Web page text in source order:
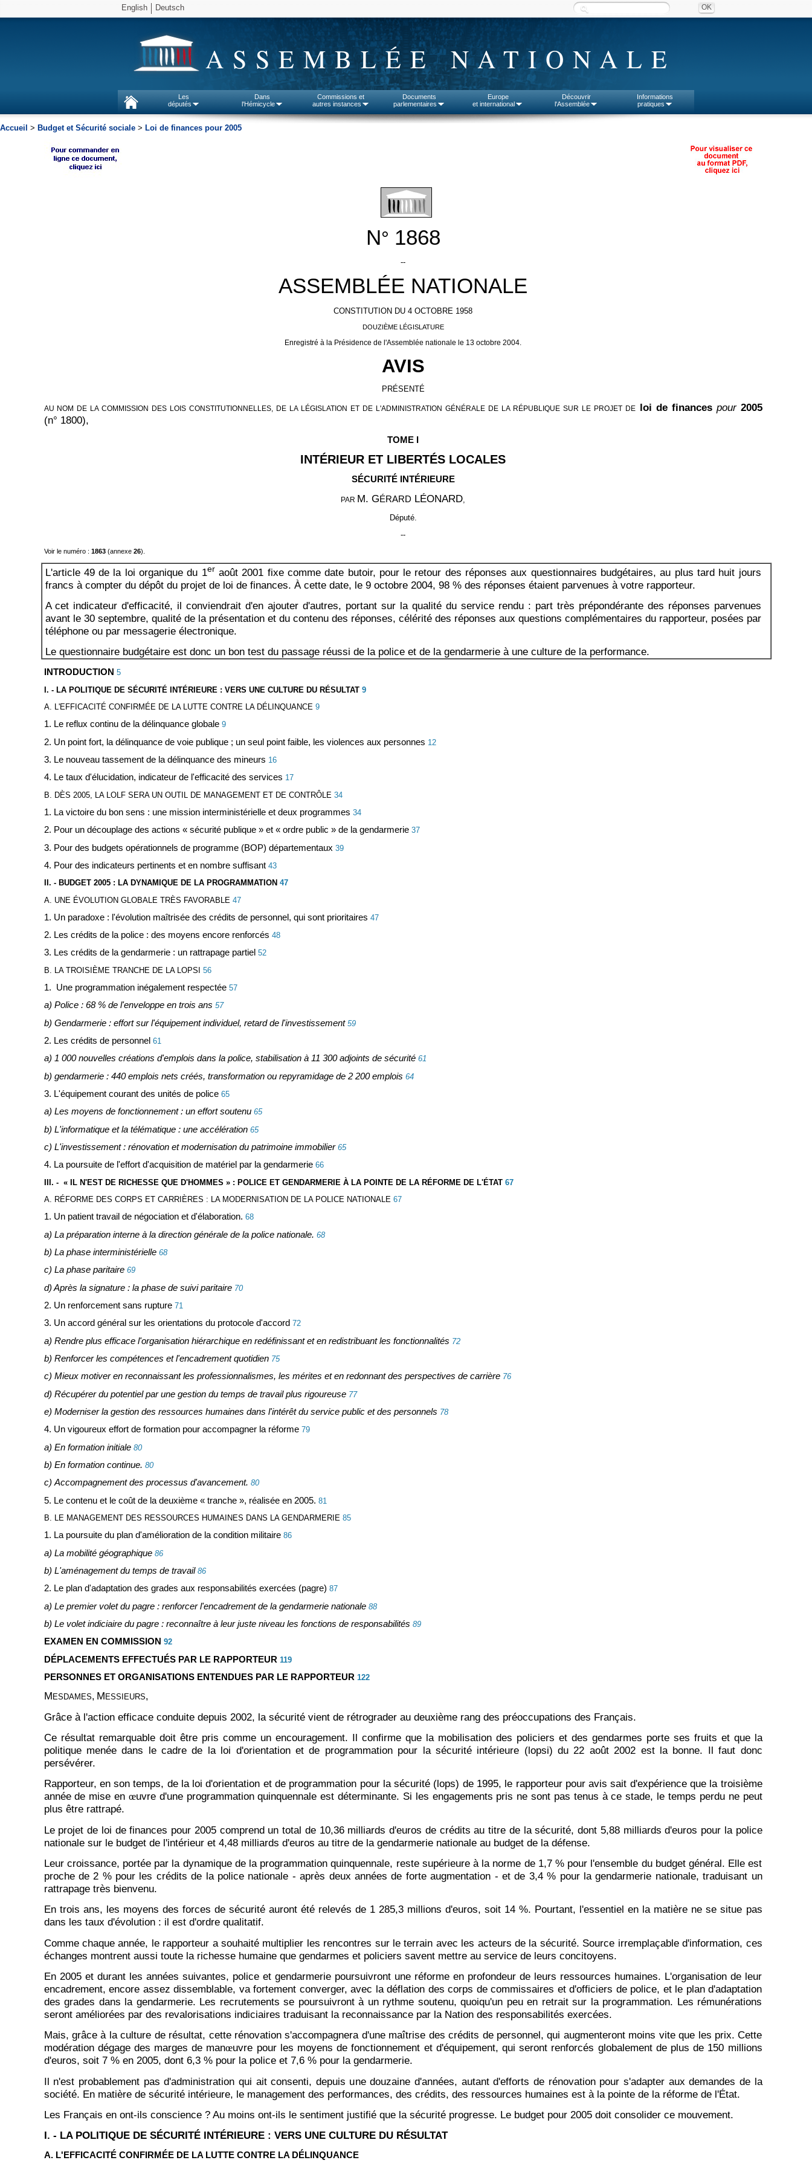
English Deutsch
ASSEMBLÉE NATIONALE
Les
députés
Dans
l'Hémicycle
Commissions et
autres instances
Documents
parlementaires
Europe
et international
Découvrir
l'Assemblée
Informations
pratiques
Accueil > Budget et Sécurité sociale > Loi de finances pour 2005
N° 1868
--
ASSEMBLÉE NATIONALE
CONSTITUTION DU 4 OCTOBRE 1958
DOUZIÈME LÉGISLATURE
Enregistré à la Présidence de l'Assemblée nationale le 13 octobre 2004.
AVIS
PRÉSENTÉ
AU NOM DE LA COMMISSION DES LOIS CONSTITUTIONNELLES, DE LA LÉGISLATION ET DE L'ADMINISTRATION GÉNÉRALE DE LA RÉPUBLIQUE SUR LE PROJET DE loi de finances pour2005
(n° 1800),
TOME I
INTÉRIEUR ET LIBERTÉS LOCALES
SÉCURITÉ INTÉRIEURE
PAR M. GÉRARD LÉONARD
Député.
--
Voir le numéro : 1863 (annexe 26).
L'article 49 de la loi organique du 1eraoût 2001 fixe comme date butoir, pour le retour des réponses aux questionnaires budgétaires, au plus tard huit jours
francs à compter du dépôt du projet de loi de finances. À cette date, le 9 octobre 2004, 98 % des réponses étaient parvenues à votre rapporteur.
A cet indicateur d'efficacité, il conviendrait d'en ajouter d'autres, portant sur la qualité du service rendu : part très prépondérante des réponses parvenues
avant le 30 septembre, qualité de la présentation et du contenu des réponses, célérité des réponses aux questions complémentaires du rapporteur, posées par
téléphone ou par messagerie électronique.
Le questionnaire budgétaire est donc un bon test du passage réussi de la police et de la gendarmerie à une culture de la performance.
INTRODUCTION 5
I. - LA POLITIQUE DE SÉCURITÉ INTÉRIEURE : VERS UNE CULTURE DU RÉSULTAT9
A. L'EFFICACITÉ CONFIRMÉE DE LA LUTTE CONTRE LA DÉLINQUANCE 9
1. Le reflux continu de la délinquance globale9
2. Un point fort, la délinquance de voie publique ; un seul point faible, les violences aux personnes 12
3. Le nouveau tassement de la délinquance des mineurs 16
4. Le taux d'élucidation, indicateur de l'efficacité des services 17
B. DÈS 2005, LA LOLF SERA UN OUTIL DE MANAGEMENT ET DE CONTRÔLE 34
1. La victoire du bon sens : une mission interministérielle et deux programmes 34
2. Pour un découplage des actions « sécurité publique » et « ordre public » de la gendarmerie37
3. Pour des budgets opérationnels de programme (BOP) départementaux 39
4. Pour des indicateurs pertinents et en nombre suffisant43
II. - BUDGET 2005 : LA DYNAMIQUE DE LA PROGRAMMATION 47
A. UNE ÉVOLUTION GLOBALE TRÈS FAVORABLE 47
1. Un paradoxe : l'évolution maîtrisée des crédits de personnel, qui sont prioritaires 47
2. Les crédits de la police : des moyens encore renforcés 48
3. Les crédits de la gendarmerie : un rattrapage partiel 52
B. LA TROISIÈME TRANCHE DE LA LOPSI 56
1. Une programmation inégalement respectée57
a) Police : 68 % de l'enveloppe en trois ans 57
b) Gendarmerie : effort sur l'équipement individuel, retard de l'investissement59
2. Les crédits de personnel 61
a) 1 000 nouvelles créations d'emplois dans la police, stabilisation à 11 300 adjoints de sécurité61
b) gendarmerie : 440 emplois nets créés, transformation ou repyramidage de 2 200 emplois 64
3. L'équipement courant des unités de police65
a) Les moyens de fonctionnement : un effort soutenu65
b) L'informatique et la télématique : une accélération65
c) L'investissement : rénovation et modernisation du patrimoine immobilier65
4. La poursuite de l'effort d'acquisition de matériel par la gendarmerie66
III. - « IL N'EST DE RICHESSE QUE D'HOMMES » : POLICE ET GENDARMERIE À LA POINTE DE LA RÉFORME DE L'ÉTAT67
A. RÉFORME DES CORPS ET CARRIÈRES : LA MODERNISATION DE LA POLICE NATIONALE67
1. Un patient travail de négociation et d'élaboration. 68
a) La préparation interne à la direction générale de la police nationale. 68
b) La phase interministérielle68
c) La phase paritaire69
d) Après la signature : la phase de suivi paritaire70
2. Un renforcement sans rupture71
3. Un accord général sur les orientations du protocole d'accord 72
a) Rendre plus efficace l'organisation hiérarchique en redéfinissant et en redistribuant les fonctionnalités 72
b) Renforcer les compétences et l'encadrement quotidien75
c) Mieux motiver en reconnaissant les professionnalismes, les mérites et en redonnant des perspectives de carrière76
d) Récupérer du potentiel par une gestion du temps de travail plus rigoureuse77
e) Moderniser la gestion des ressources humaines dans l'intérêt du service public et des personnels 78
4. Un vigoureux effort de formation pour accompagner la réforme79
a) En formation initiale80
b) En formation continue. 80
c) Accompagnement des processus d'avancement. 80
5. Le contenu et le coût de la deuxième « tranche », réalisée en 2005. 81
B. LE MANAGEMENT DES RESSOURCES HUMAINES DANS LA GENDARMERIE 85
1. La poursuite du plan d'amélioration de la condition militaire86
a) La mobilité géographique86
b) L'aménagement du temps de travail86
2. Le plan d'adaptation des grades aux responsabilités exercées (pagre) 87
a) Le premier volet du pagre : renforcer l'encadrement de la gendarmerie nationale88
b) Le volet indiciaire du pagre : reconnaître à leur juste niveau les fonctions de responsabilités 89
EXAMEN EN COMMISSION 92
DÉPLACEMENTS EFFECTUÉS PAR LE RAPPORTEUR 119
PERSONNES ET ORGANISATIONS ENTENDUES PAR LE RAPPORTEUR 122
M ESDAMES, M ESSIEURS,
Grâce à l'action efficace conduite depuis 2002, la sécurité vient de rétrograder au deuxième rang des préoccupations des Français.
Ce résultat remarquable doit être pris comme un encouragement. Il confirme que la mobilisation des policiers et des gendarmes porte ses fruits et que la
politique menée dans le cadre de la loi d'orientation et de programmation pour la sécurité intérieure (lopsi) du 22 août 2002 est la bonne. Il faut donc
persévérer.
Rapporteur, en son temps, de la loi d'orientation et de programmation pour la sécurité (lops) de 1995, le rapporteur pour avis sait d'expérience que la troisième
année de mise en œuvre d'une programmation quinquennale est déterminante. Si les engagements pris ne sont pas tenus à ce stade, le temps perdu ne peut
plus être rattrapé.
Le projet de loi de finances pour 2005 comprend un total de 10,36 milliards d'euros de crédits au titre de la sécurité, dont 5,88 milliards d'euros pour la police
nationale sur le budget de l'intérieur et 4,48 milliards d'euros au titre de la gendarmerie nationale au budget de la défense.
Leur croissance, portée par la dynamique de la programmation quinquennale, reste supérieure à la norme de 1,7 % pour l'ensemble du budget général. Elle est
proche de 2 % pour les crédits de la police nationale - après deux années de forte augmentation - et de 3,4 % pour la gendarmerie nationale, traduisant un
rattrapage très bienvenu.
En trois ans, les moyens des forces de sécurité auront été relevés de 1 285,3 millions d'euros, soit 14 %. Pourtant, l'essentiel en la matière ne se situe pas
dans les taux d'évolution : il est d'ordre qualitatif.
Comme chaque année, le rapporteur a souhaité multiplier les rencontres sur le terrain avec les acteurs de la sécurité. Source irremplaçable d'information, ces
échanges montrent aussi toute la richesse humaine que gendarmes et policiers savent mettre au service de leurs concitoyens.
En 2005 et durant les années suivantes, police et gendarmerie poursuivront une réforme en profondeur de leurs ressources humaines. L'organisation de leur
encadrement, encore assez dissemblable, va fortement converger, avec la déflation des corps de commissaires et d'officiers de police, et le plan d'adaptation
des grades dans la gendarmerie. Les recrutements se poursuivront à un rythme soutenu, quoiqu'un peu en retrait sur la programmation. Les rémunérations
seront améliorées par des revalorisations indiciaires traduisant la reconnaissance par la Nation des responsabilités exercées.
Mais, grâce à la culture de résultat, cette rénovation s'accompagnera d'une maîtrise des crédits de personnel, qui augmenteront moins vite que les prix. Cette
modération dégage des marges de manœuvre pour les moyens de fonctionnement et d'équipement, qui seront renforcés globalement de plus de 150 millions
d'euros, soit 7 % en 2005, dont 6,3 % pour la police et 7,6 % pour la gendarmerie.
Il n'est probablement pas d'administration qui ait consenti, depuis une douzaine d'années, autant d'efforts de rénovation pour s'adapter aux demandes de la
société. En matière de sécurité intérieure, le management des performances, des crédits, des ressources humaines est à la pointe de la réforme de l'État.
Les Français en ont-ils conscience ? Au moins ont-ils le sentiment justifié que la sécurité progresse. Le budget pour 2005 doit consolider ce mouvement.
I. - LA POLITIQUE DE SÉCURITÉ INTÉRIEURE : VERS UNE CULTURE DU RÉSULTAT
A. L'EFFICACITÉ CONFIRMÉE DE LA LUTTE CONTRE LA DÉLINQUANCE